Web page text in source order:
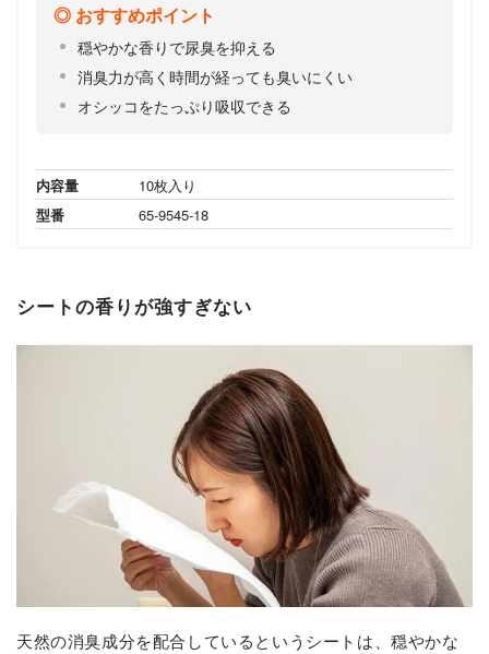
おすすめポイント
穏やかな香りで尿臭を抑える
消臭力が高く時間が経っても臭いにくい
オシッコをたっぷり吸収できる
内容量
10枚入り
型番
65-9545-18
シートの香りが強すぎない
天然の消臭成分を配合しているというシートは、穏やかな